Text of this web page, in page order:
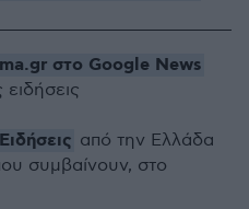
στο Google News
Ειδήσεις από την Ελλάδα
συμβαίνουν, στο